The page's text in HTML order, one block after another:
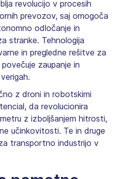
revolucijo v procesih
prevozov, saj omogoča
odločanje in
stranke. Tehnologija
in pregledne rešitve za
zaupanje in
z droni in robotskimi
da revolucionira
z izboljšanjem hitrosti,
učinkovitosti. Te in druge
transportno industrijo v